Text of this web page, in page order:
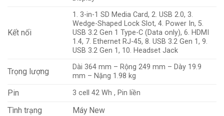
Kết nối
1. 3-in-1 SD Media Card, 2. USB 2.0, 3.
Wedge-Shaped Lock Slot, 4. Power In, 5.
USB 3.2 Gen 1 Type-C (Data only), 6. HDMI
1.4, 7. Ethernet RJ-45, 8. USB 3.2 Gen 1, 9.
USB 3.2 Gen 1, 10. Headset Jack
Trọng lượng
Dài 364 mm – Rộng 249 mm – Dày 19.9
mm – Nặng 1.98 kg
Pin 3 cell 42 Wh , Pin liền
Tình trạng
Máy New